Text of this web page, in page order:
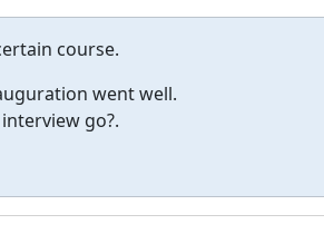
course.
went well.
go?.